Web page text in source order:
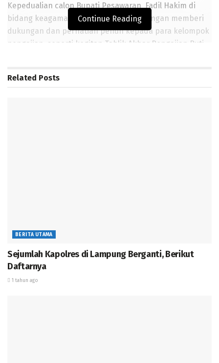
Kepedualian calon Bupati Pesawaran Fadil Hakim di
bidang keagamaan ini di tunjukanya dengan memberi
dukungan dan perhatian penuh kepada para kelompok
pengajian, seperti kegitan Tablik Akbar Pengajian Ruti
Punduh Pidada pada,Minggu,(26/01/2020).
Continue Reading
Related Posts
BERITA UTAMA
Sejumlah Kapolres di Lampung Berganti, Berikut
Daftarnya
1 tahun ago